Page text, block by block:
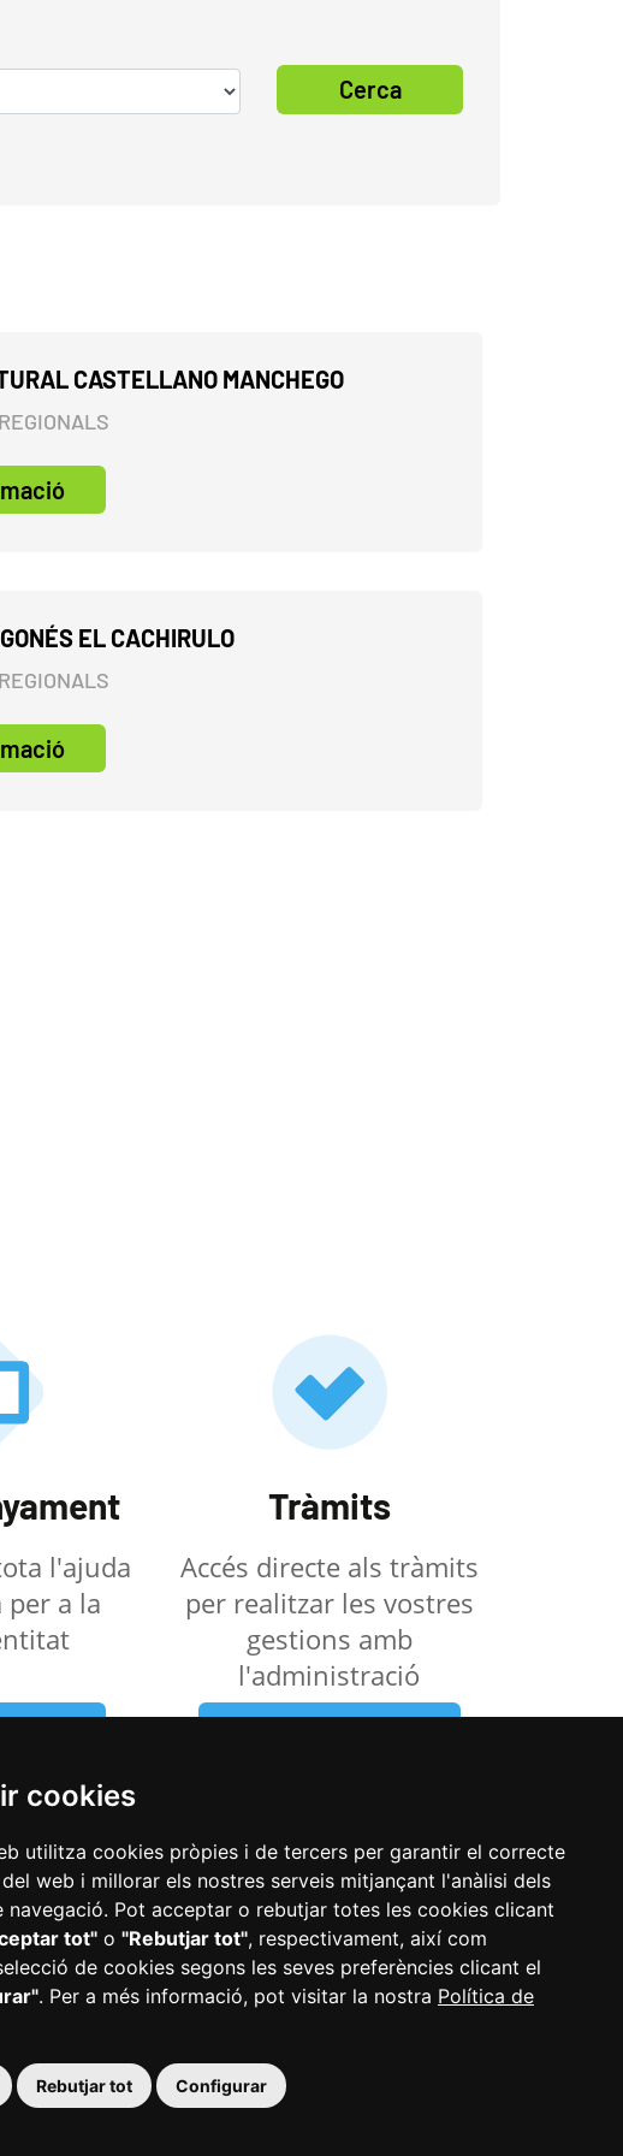
cookies
utilitza cookies pròpies i de tercers per garantir el correcte
web i millorar els nostres serveis mitjançant l'anàlisi dels
navegació. Pot acceptar o rebutjar totes les cookies clicant
tot" o "Rebutjar tot", respectivament, així com
de cookies segons les seves preferències clicant el
. Per a més informació, pot visitar la nostra Política de
Rebutjar tot Configurar
Cerca
CASTELLANO MANCHEGO
EL CACHIRULO
l'ajuda
per a la
Tràmits
Accés directe als tràmits
per realitzar les vostres
gestions amb
l'administració
Veure els tràmits